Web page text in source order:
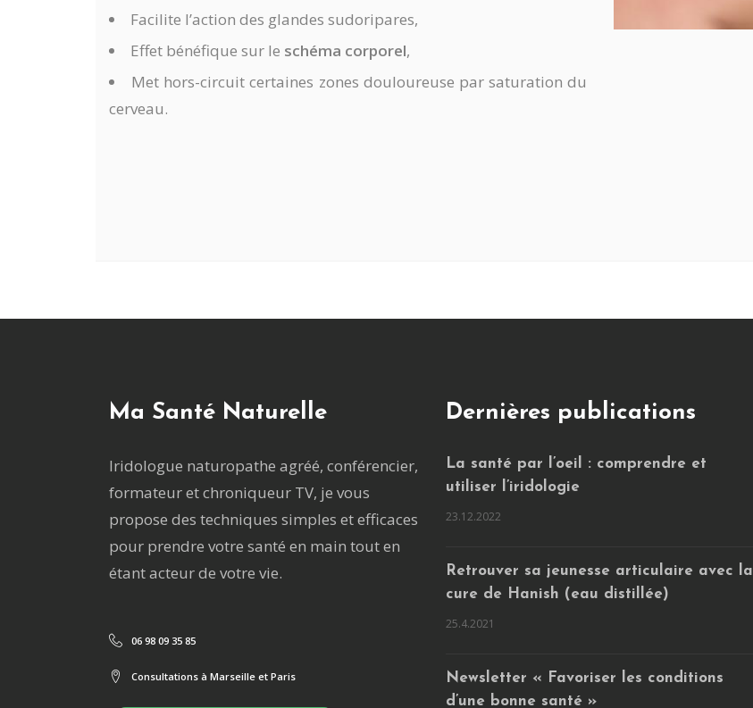
Facilite l’action des glandes sudoripares,
Effet bénéfique sur le schéma corporel,
Met hors-circuit certaines zones douloureuse par saturation du
cerveau.
Ma Santé Naturelle
Iridologue naturopathe agréé, conférencier,
formateur et chroniqueur TV, je vous
propose des techniques simples et efficaces
pour prendre votre santé en main tout en
étant acteur de votre vie.
06 98 09 35 85
Consultations à Marseille et Paris
Dernières publications
La santé par l’oeil : comprendre et
utiliser l’iridologie
23.12.2022
Retrouver sa jeunesse articulaire avec la
cure de Hanish (eau distillée)
25.4.2021
Newsletter « Favoriser les conditions
d’une bonne santé »